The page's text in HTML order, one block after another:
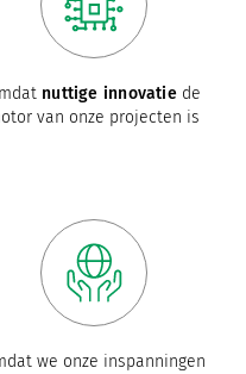
nuttige innovatiede
van onze projecten is
we onze inspanningen